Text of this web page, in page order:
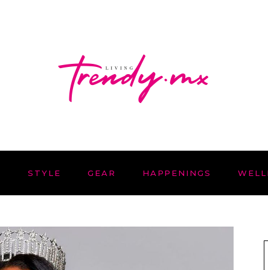
STYLE GEAR HAPPENINGS